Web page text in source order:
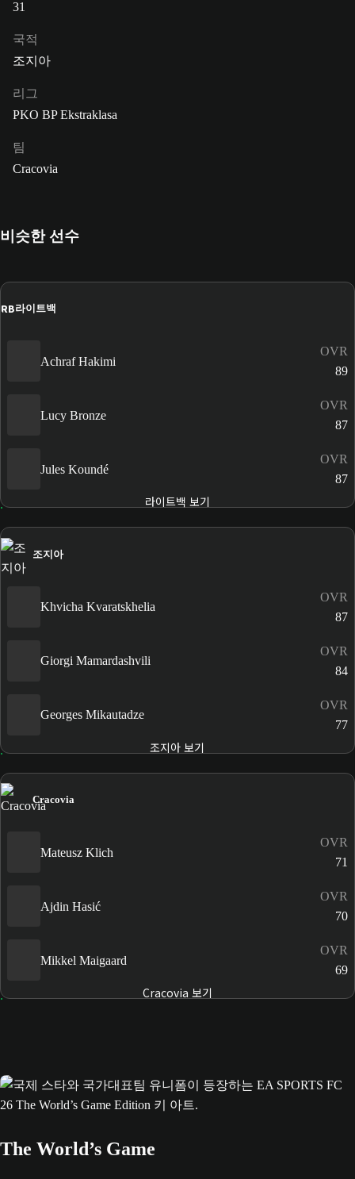
31
국적
조지아
리그
PKO BP Ekstraklasa
팀
Cracovia
비슷한 선수
RB라이트백
Achraf Hakimi
OVR
89
Lucy Bronze
OVR
87
Jules Koundé
OVR
87
라이트백 보기
조지아
Khvicha Kvaratskhelia
OVR
87
Giorgi Mamardashvili
OVR
84
Georges Mikautadze
OVR
77
조지아 보기
Cracovia
Mateusz Klich
OVR
71
Ajdin Hasić
OVR
70
Mikkel Maigaard
OVR
69
Cracovia 보기
The World’s Game